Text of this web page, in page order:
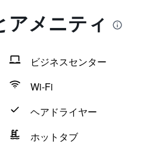
メニティ
ビジネスセンター
Wi-Fi
ヘアドライヤー
ホットタブ